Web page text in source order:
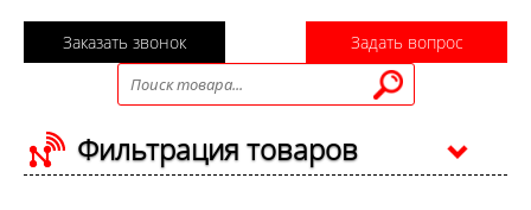
Заказать звонок Задать вопрос
Фильтрация товаров